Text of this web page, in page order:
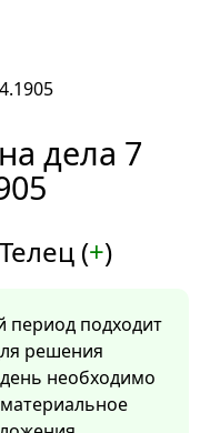
дела 7
(+)
период подходит
решения
необходимо